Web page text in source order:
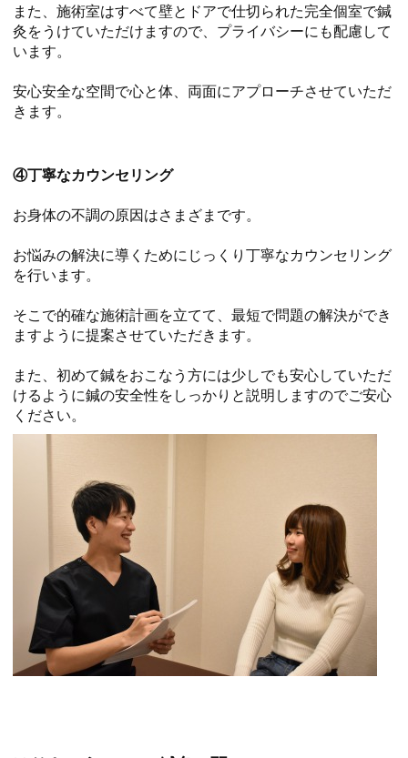
また、施術室はすべて壁とドアで仕切られた完全個室で鍼
灸をうけていただけますので、プライバシーにも配慮して
います。
安心安全な空間で心と体、両面にアプローチさせていただ
きます。
④丁寧なカウンセリング
お身体の不調の原因はさまざまです。
お悩みの解決に導くためにじっくり丁寧なカウンセリング
を行います。
そこで的確な施術計画を立てて、最短で問題の解決ができ
ますように提案させていただきます。
また、初めて鍼をおこなう方には少しでも安心していただ
けるように鍼の安全性をしっかりと説明しますのでご安心
ください。